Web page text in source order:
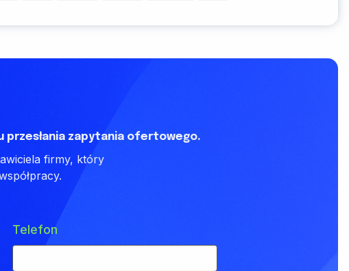
przesłania zapytania ofertowego.
firmy, który
Telefon